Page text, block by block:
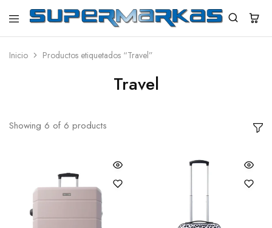
SuperMarkas
Ropa
con
Inicio Productos etiquetados “Travel”
Travel
Showing 6 of 6 products